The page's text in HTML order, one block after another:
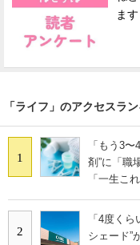
ます
「ライフ」のアクセスラ
1
「もう3
剤”に「職
「一生こ
2
「4度く
シェード”